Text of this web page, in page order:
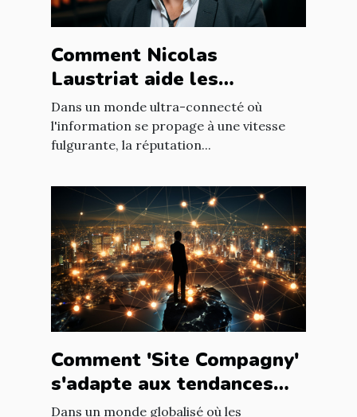
Comment Nicolas
Laustriat aide les
entreprises à améliorer
leur e-réputation
Dans un monde ultra-connecté où
l'information se propage à une vitesse
fulgurante, la réputation...
Comment 'Site Compagny'
s'adapte aux tendances
internationales du marché
Dans un monde globalisé où les